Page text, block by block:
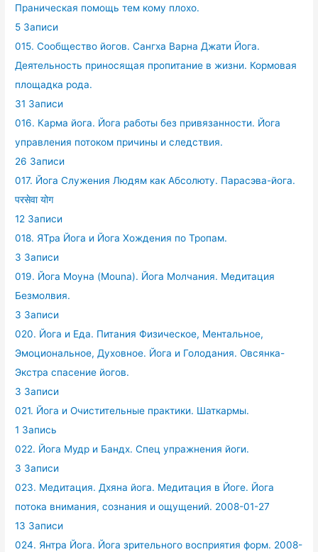
Праническая помощь тем кому плохо.
5 Записи
015. Сообщество йогов. Сангха Варна Джати Йога.
Деятельность приносящая пропитание в жизни. Кормовая
площадка рода.
31 Записи
016. Карма йога. Йога работы без привязанности. Йога
управления потоком причины и следствия.
26 Записи
017. Йога Служения Людям как Абсолюту. Парасэва-йога.
परसेवा योग
12 Записи
018. ЯТра Йога и Йога Хождения по Тропам.
3 Записи
019. Йога Моуна (Mouna). Йога Молчания. Медитация
Безмолвия.
3 Записи
020. Йога и Еда. Питания Физическое, Ментальное,
Эмоциональное, Духовное. Йога и Голодания. Овсянка-
Экстра спасение йогов.
3 Записи
021. Йога и Очистительные практики. Шаткармы.
1 Запись
022. Йога Мудр и Бандх. Спец упражнения йоги.
3 Записи
023. Медитация. Дхяна йога. Медитация в Йоге. Йога
потока внимания, сознания и ощущений. 2008-01-27
13 Записи
024. Янтра Йога. Йога зрительного восприятия форм. 2008-